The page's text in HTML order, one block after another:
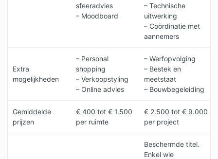
sfeeradvies
– Moodboard
– Technische
uitwerking
– Coördinatie met
aannemers
Extra
mogelijkheden
– Personal
shopping
– Verkoopstyling
– Online advies
– Werfopvolging
– Bestek en
meetstaat
– Bouwbegeleiding
Gemiddelde
prijzen
€ 400 tot € 1.500
per ruimte
€ 2.500 tot € 9.000
per project
Beschermde titel.
Enkel wie